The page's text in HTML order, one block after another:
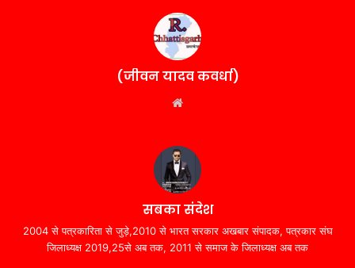
(जीवन यादव कवर्धा)
सबका संदेश
2004 से पत्रकारिता से जुड़े,2010 से भारत सरकार अखबार संपादक, पत्रकार संघ
जिलाध्यक्ष 2019,25से अब तक, 2011 से समाज के जिलाध्यक्ष अब तक